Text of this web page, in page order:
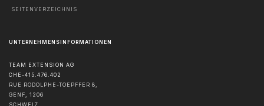
SEITENVERZEICHNIS
UNTERNEHMENSINFORMATIONEN
TEAM EXTENSION AG
CHE-415.476.402
RUE RODOLPHE-TOEPFFER 8,
GENF, 1206